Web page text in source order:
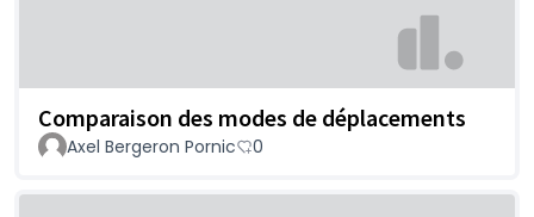
Comparaison des modes de déplacements
Axel Bergeron Pornic 0